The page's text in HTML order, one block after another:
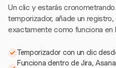
Un clic y estarás
temporizador, añade un
exactamente como funciona en
Temporizador con un clic
Funciona dentro de Jira,